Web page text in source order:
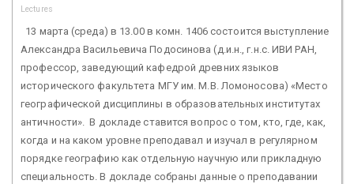
Lectures
13 марта (среда) в 13.00 в комн. 1406 состоится выступление
Александра Васильевича Подосинова (д.и.н., г.н.с. ИВИ РАН,
профессор, заведующий кафедрой древних языков
исторического факультета МГУ им. М.В. Ломоносова) «Место
географической дисциплины в образовательных институтах
античности». В докладе ставится вопрос о том, кто, где, как,
когда и на каком уровне преподавал и изучал в регулярном
порядке географию как отдельную научную или прикладную
специальность. В докладе собраны данные о преподавании